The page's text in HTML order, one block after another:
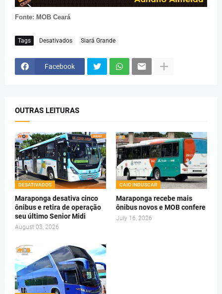
Fonte: MOB Ceará
Tags Desativados Siará Grande
Facebook
OUTRAS LEITURAS
DESATIVADOS
Maraponga desativa cinco
ônibus e retira de operação
seu último Senior Midi
August 03, 2026
CAIO INDUSCAR
Maraponga recebe mais
ônibus novos e MOB confere
July 16, 2026